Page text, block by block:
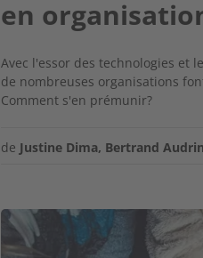
en
Avec l'essor des technologies et
de nombreuses organisations
Comment s'en prémunir?
de Justine Dima, Bertrand Audrin
Image